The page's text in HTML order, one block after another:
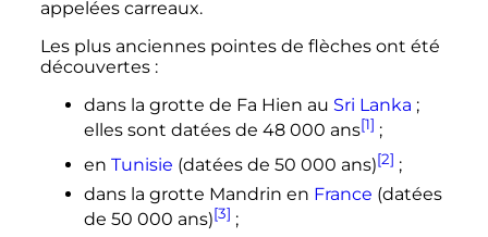
appelées carreaux.
Les plus anciennes pointes de flèches ont été
découvertes :
dans la grotte de Fa Hien au Sri Lanka ;
elles sont datées de 48 000 ans[1] ;
en Tunisie (datées de 50 000 ans)[2] ;
dans la grotte Mandrin en France (datées
de 50 000 ans)[3] ;